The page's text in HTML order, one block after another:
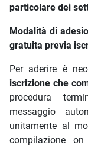
particolare dei
Modalità di
gratuita previa
Per aderire è
iscrizione che
procedura
messaggio
unitamente al
compilazione